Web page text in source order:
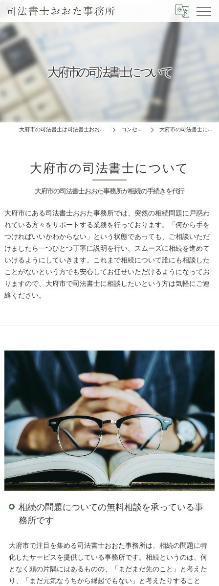
大府市の司法書士について
大府市の司法書士は司法書士おおた事務所 コンセプト 大府市の司法書士について
大府市の司法書士おおた事務所が相続の手続きを代行
大府市の司法書士について
大府市にある司法書士おおた事務所では、突然の相続問題に戸惑わ
れている方々をサポートする業務を行っております。「何から手を
つければいいかわからない」という状態であっても、ご相談いただ
けましたら一つひとつ丁寧に説明を行い、スムーズに相続を進めて
いけるようにしていきます。これまで相続について誰にも相談した
ことがないという方でも安心してお任せいただけるようになってお
りますので、大府市で司法書士に相談したいという方は気軽にご連
絡ください。
相続の問題についての無料相談を承っている事
務所です
大府市で注目を集める司法書士おおた事務所は、相続の問題に特
化したサービスを提供している事務所です。相続というのは、何
となく頭の片隅にはあるものの、「まだまだ先のこと」と考えた
り、「まだ元気なうちから縁起でもない」と考えたりすること